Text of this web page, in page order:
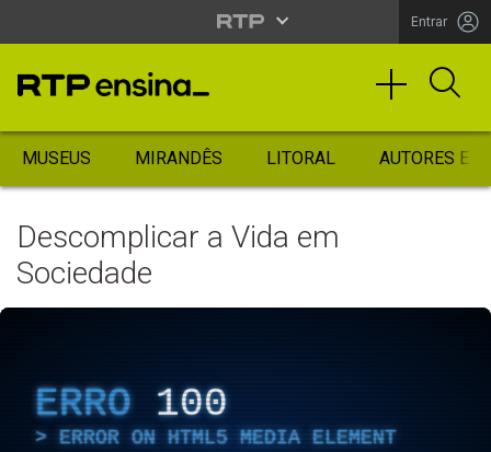
Entrar
MUSEUS MIRANDÊS LITORAL AUTORES
Descomplicar a Vida em
Sociedade
ERRO 100
ERROR ON HTML5 MEDIA ELEMENT